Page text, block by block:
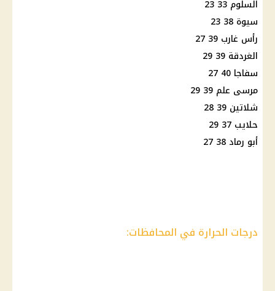
السلوم 33 23
سيوة 38 23
رأس غارب 39 27
الغردقة 39 29
سفاجا 40 27
مرسى علم 39 29
شلاتين 39 28
حلايب 37 29
أبو رماد 38 27
درجات الحرارة في المحافظات: